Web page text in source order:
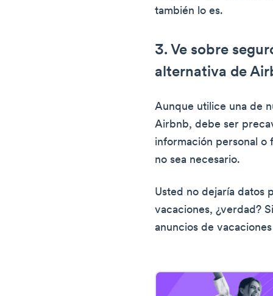
también lo es.
3. Ve sobre
alternativa de
Aunque utilice una de
Airbnb, debe ser
información personal o
no sea necesario.
Usted no dejaría datos
vacaciones, ¿verdad?
anuncios de